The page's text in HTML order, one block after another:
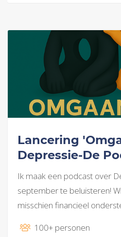
Lancering
Depressie-De
Ik maak een podcast over
september te beluisteren!
misschien financieel
100+ personen